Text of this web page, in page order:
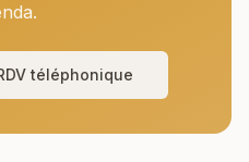
téléphonique